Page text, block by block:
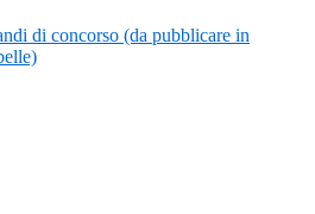
di concorso (da pubblicare in